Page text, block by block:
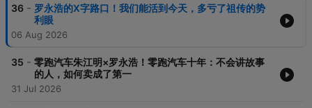
36 - 罗永浩的X字路口！我们能活到今天，多亏了祖传的势
利眼
06 Aug 2026
35 - 零跑汽车朱江明×罗永浩！零跑汽车十年：不会讲故事
的人，如何卖成了第一
31 Jul 2026